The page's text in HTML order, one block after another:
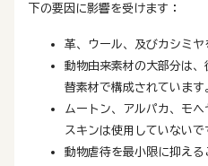
下の要因に影響を受けます：
革、ウール、及びカシミヤ
動物由来素材の大部分は
替素材で構成されています
ムートン、アルパカ、モ
スキンは使用していないで
動物虐待を最小限に抑え